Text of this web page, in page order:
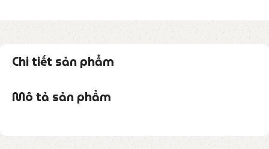
Chi tiết sản phẩm
Mô tả sản phẩm